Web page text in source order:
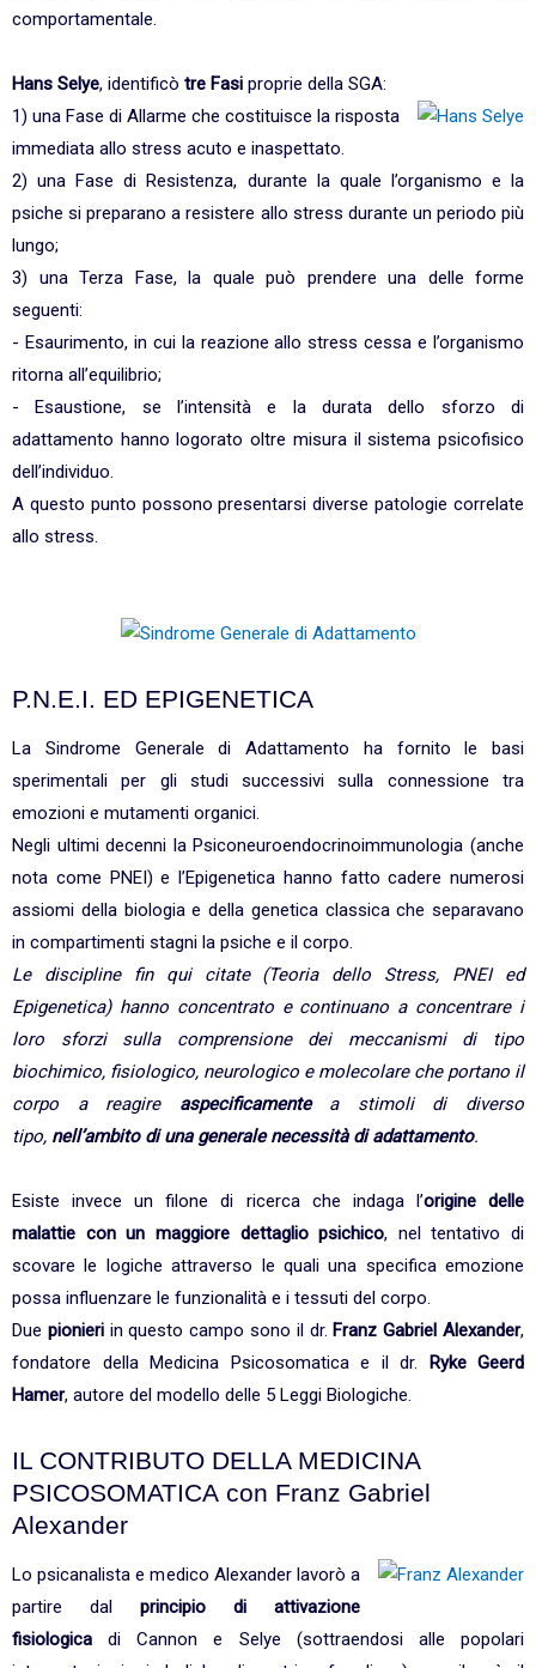
comportamentale.
Hans Selye, identificò tre Fasi proprie della SGA:
1) una Fase di Allarme che costituisce la risposta
immediata allo stress acuto e inaspettato.
2) una Fase di Resistenza, durante la quale l’organismo e la
psiche si preparano a resistere allo stress durante un periodo più
lungo;
3) una Terza Fase, la quale può prendere una delle forme
seguenti:
- Esaurimento, in cui la reazione allo stress cessa e l’organismo
ritorna all’equilibrio;
- Esaustione, se l’intensità e la durata dello sforzo di
adattamento hanno logorato oltre misura il sistema psicofisico
dell’individuo.
A questo punto possono presentarsi diverse patologie correlate
allo stress.
P.N.E.I. ED EPIGENETICA
La Sindrome Generale di Adattamento ha fornito le basi
sperimentali per gli studi successivi sulla connessione tra
emozioni e mutamenti organici.
Negli ultimi decenni la Psiconeuroendocrinoimmunologia (anche
nota come PNEI) e l’Epigenetica hanno fatto cadere numerosi
assiomi della biologia e della genetica classica che separavano
in compartimenti stagni la psiche e il corpo.
Le discipline fin qui citate (Teoria dello Stress, PNEI ed
Epigenetica) hanno concentrato e continuano a concentrare i
loro sforzi sulla comprensione dei meccanismi di tipo
biochimico, fisiologico, neurologico e molecolare che portano il
corpo a reagire aspecificamentea stimoli di diverso
tipo, nell’ambito di una generale necessità di adattamento.
Esiste invece un filone di ricerca che indaga l’origine delle
malattie con un maggiore dettaglio psichico, nel tentativo di
scovare le logiche attraverso le quali una specifica emozione
possa influenzare le funzionalità e i tessuti del corpo.
Due pionieri in questo campo sono il dr. Franz Gabriel Alexander,
fondatore della Medicina Psicosomatica e il dr.
Ryke Geerd
Hamer, autore del modello delle 5 Leggi Biologiche.
IL CONTRIBUTO DELLA MEDICINA
PSICOSOMATICA con Franz Gabriel
Alexander
Lo psicanalista e medico Alexander lavorò a
partire dal principio di attivazione
fisiologica di Cannon e Selye (sottraendosi alle popolari